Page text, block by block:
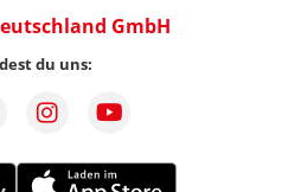
GmbH
du uns: